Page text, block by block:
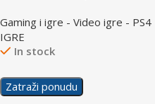
Gaming i igre - Video igre - PS4
IGRE
In stock
Zatraži ponudu